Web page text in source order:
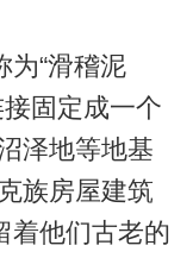
“滑稽泥
固定成一个
泽地等地基
族房屋建筑
着他们古老的